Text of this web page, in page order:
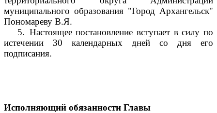
муниципального образования "Город Архангельск"
Пономареву В.Я.
5. Настоящее постановление вступает в силу по
истечении 30 календарных дней со дня его
подписания.
Исполняющий обязанности Главы